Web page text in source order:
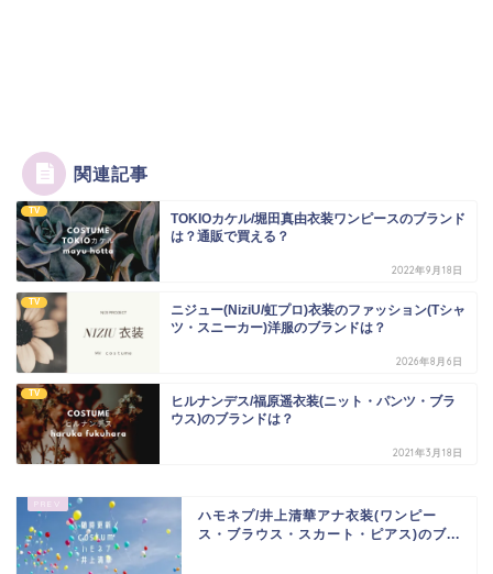
関連記事
TV
TOKIOカケル/堀田真由衣装ワンピースのブランド
は？通販で買える？
2022年9月18日
TV
ニジュー(NiziU/虹プロ)衣装のファッション(Tシャ
ツ・スニーカー)洋服のブランドは？
2026年8月6日
TV
ヒルナンデス/福原遥衣装(ニット・パンツ・ブラ
ウス)のブランドは？
2021年3月18日
ハモネプ/井上清華アナ衣装(ワンピー
ス・ブラウス・スカート・ピアス)のブ...